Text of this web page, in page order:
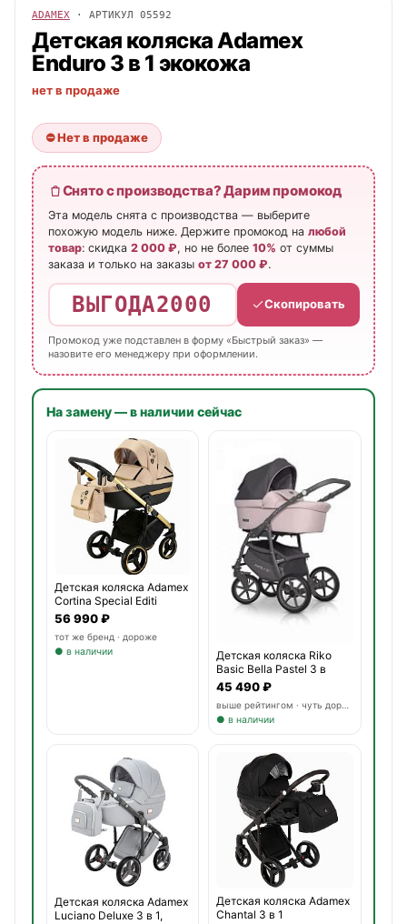
ADAMEX · АРТИКУЛ 05592
Детская коляскаAdamex
Enduro 3 в 1 экокожа
нет в продаже
⛔ Нет в продаже
Снято с производства? Дарим промокод
Эта модель снята с производства — выберите
похожую модель ниже. Держите промокод на любой
товар: скидка 2 000 ₽, но не более 10% от суммы
заказа и только на заказы от 27 000 ₽.
ВЫГОДА2000 Скопировать
Промокод уже подставлен в форму «Быстрый заказ» —
назовите его менеджеру при оформлении.
На замену — в наличии сейчас
Детская коляска Adamex
Cortina Special Editi
56 990 ₽
тот же бренд · дороже
● в наличии
Детская коляска Riko
Basic Bella Pastel 3 в
45 490 ₽
● в наличии
Детская коляска Adamex
Luciano Deluxe 3 в 1,
Детская коляска Adamex
Chantal 3 в 1